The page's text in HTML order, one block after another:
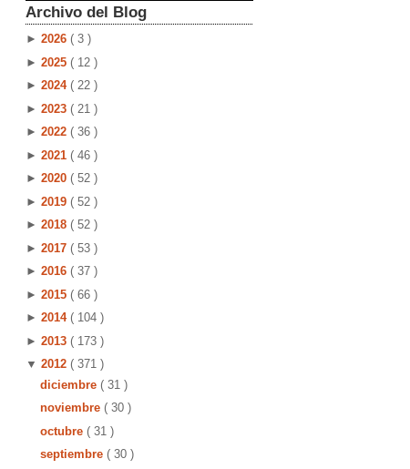
Archivo del Blog
► 2026 ( 3 )
► 2025 ( 12 )
► 2024 ( 22 )
► 2023 ( 21 )
► 2022 ( 36 )
► 2021 ( 46 )
► 2020 ( 52 )
► 2019 ( 52 )
► 2018 ( 52 )
► 2017 ( 53 )
► 2016 ( 37 )
► 2015 ( 66 )
► 2014 ( 104 )
► 2013 ( 173 )
▼ 2012 ( 371 )
diciembre ( 31 )
noviembre ( 30 )
octubre ( 31 )
septiembre ( 30 )